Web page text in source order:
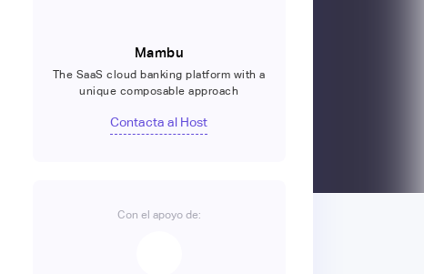
Mambu
The SaaS cloud banking platform with a
unique composable approach
Contacta al Host
Con el apoyo de: